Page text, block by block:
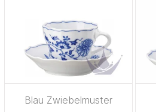
Blau Zwiebelmuster